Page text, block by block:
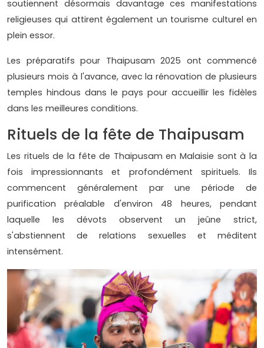
soutiennent désormais davantage ces manifestations
religieuses qui attirent également un tourisme culturel en
plein essor.
Les préparatifs pour Thaipusam 2025 ont commencé
plusieurs mois à l'avance, avec la rénovation de plusieurs
temples hindous dans le pays pour accueillir les fidèles
dans les meilleures conditions.
Rituels de la fête de Thaipusam
Les rituels de la fête de Thaipusam en Malaisie sont à la
fois impressionnants et profondément spirituels. Ils
commencent généralement par une période de
purification préalable d'environ 48 heures, pendant
laquelle les dévots observent un jeûne strict,
s'abstiennent de relations sexuelles et méditent
intensément.